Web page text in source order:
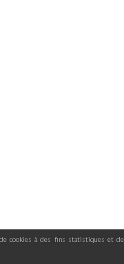
cookies à des fins statistiques et de